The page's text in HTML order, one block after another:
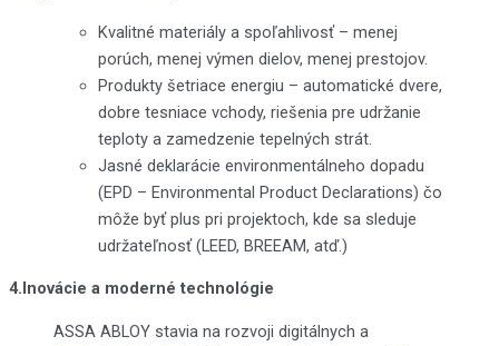
Kvalitné materiály a spoľahlivosť – menej
porúch, menej výmen dielov, menej prestojov.
Produkty šetriace energiu – automatické dvere,
dobre tesniace vchody, riešenia pre udržanie
teploty a zamedzenie tepelných strát.
Jasné deklarácie environmentálneho dopadu
(EPD – Environmental Product Declarations) čo
môže byť plus pri projektoch, kde sa sleduje
udržateľnosť (LEED, BREEAM, atď.)
4.Inovácie a moderné technológie
ASSA ABLOY stavia na rozvoji digitálnych a